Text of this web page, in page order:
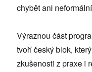
chybět ani
Výraznou část
tvoří český blok,
zkušenosti z praxe i